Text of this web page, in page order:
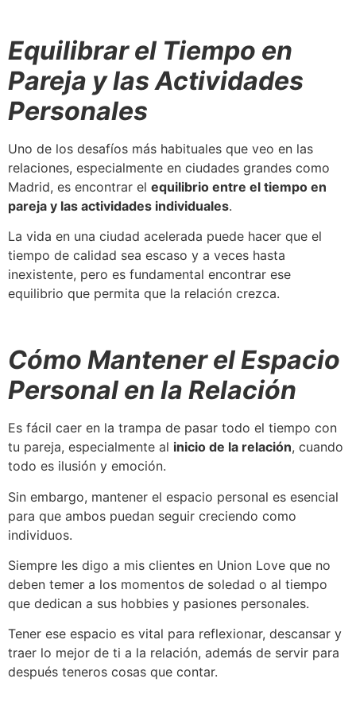
Equilibrar el Tiempo en
Pareja y las Actividades
Personales
Uno de los desafíos más habituales que veo en las
relaciones, especialmente en ciudades grandes como
Madrid, es encontrar el equilibrio entre el tiempo en
pareja y las actividades individuales.
La vida en una ciudad acelerada puede hacer que el
tiempo de calidad sea escaso y a veces hasta
inexistente, pero es fundamental encontrar ese
equilibrio que permita que la relación crezca.
Cómo Mantener el Espacio
Personal en la Relación
Es fácil caer en la trampa de pasar todo el tiempo con
tu pareja, especialmente al inicio de la relación, cuando
todo es ilusión y emoción.
Sin embargo, mantener el espacio personal es esencial
para que ambos puedan seguir creciendo como
individuos.
Siempre les digo a mis clientes en Union Love que no
deben temer a los momentos de soledad o al tiempo
que dedican a sus hobbies y pasiones personales.
Tener ese espacio es vital para reflexionar, descansar y
traer lo mejor de ti a la relación, además de servir para
después teneros cosas que contar.